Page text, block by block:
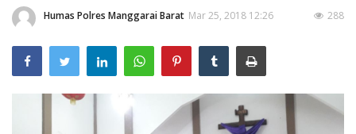
Reskrim
Lantas
Polisi Kita
Mitra Polisi
Humas Polres Manggarai Barat Mar 25, 2018 12:26 288